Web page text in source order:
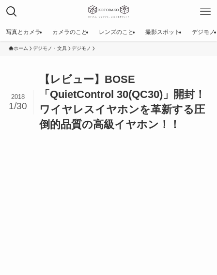
写真とカメラ カメラのこと レンズのこと 撮影スポット デジモノ
ホーム デジモノ・文具 デジモノ
【レビュー】BOSE
「QuietControl 30(QC30)」開封！
ワイヤレスイヤホンを革新する圧
倒的品質の高級イヤホン！！
2018
1/30